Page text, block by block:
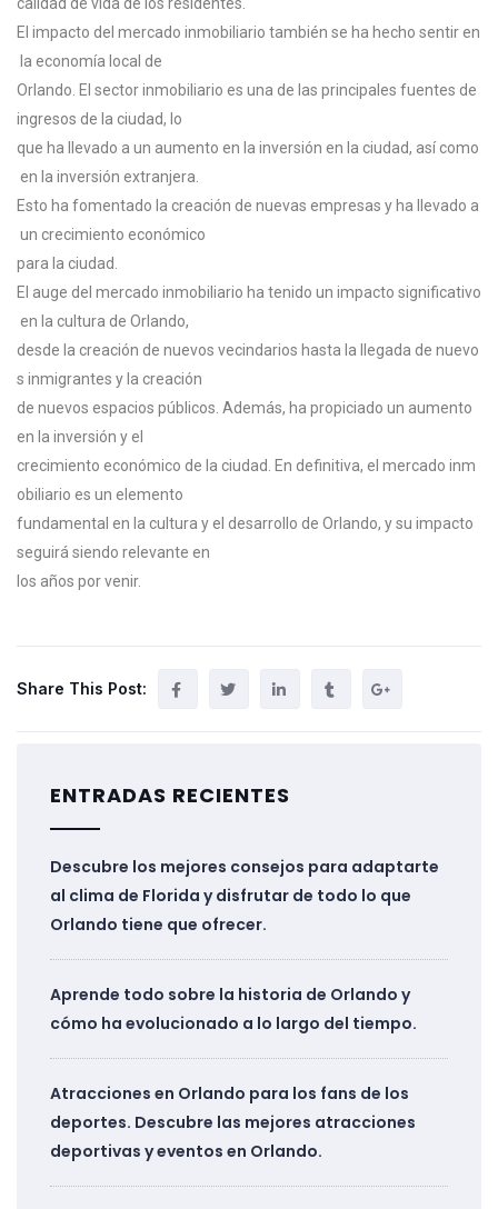
El impacto del mercado inmobiliario también se ha hecho sentiren
la economía local de
Orlando. El sectorinmobiliario es una de las principales fuentes de
ingresos de la ciudad, lo
que ha llevado a un aumento en la inversión en la ciudad, así como
en la inversión extranjera.
Esto ha fomentado la creación de nuevas empresas y ha llevado a
un crecimiento económico
para la ciudad.
El auge del mercado inmobiliario ha tenido un impacto significativo
en la cultura de Orlando,
desde la creación de nuevos vecindarios hasta la llegada de nuevo
s inmigrantes y la creación
de nuevos espacios públicos. Además, ha propiciado un aumento
en la inversión yel
crecimiento económico de la ciudad. En definitiva, el mercado inm
obiliario es un elemento
fundamental en la cultura yel desarrollo de Orlando, ysu impacto
seguirá siendo relevante en
los años porvenir.
Share This Post:
ENTRADAS RECIENTES
Descubre los mejores consejos para adaptarte
al clima de Florida y disfrutar de todo lo que
Orlando tiene que ofrecer.
Aprende todo sobre la historia de Orlando y
cómo ha evolucionado a lo largo del tiempo.
Atracciones en Orlando para los fans de los
deportes. Descubre las mejores atracciones
deportivas y eventos en Orlando.